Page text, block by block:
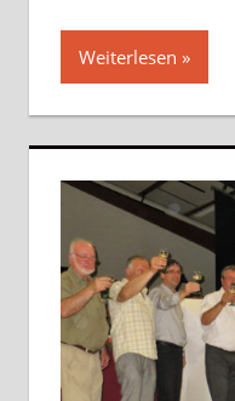
Weiterlesen